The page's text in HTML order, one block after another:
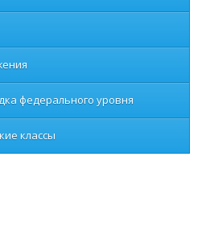
федерального уровня
классы